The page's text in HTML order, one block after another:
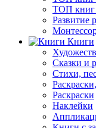
ТОП книг
Развитие
Книги
Сказки и
Стихи,
Раскраски
Наклейки